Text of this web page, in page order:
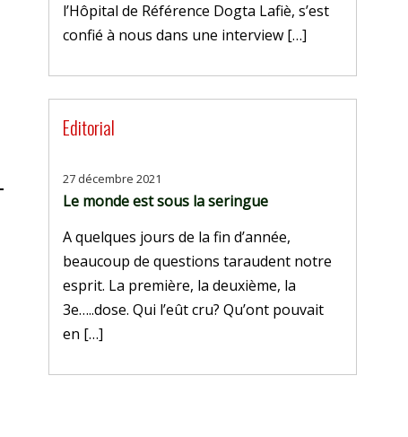
l’Hôpital de Référence Dogta Lafiè, s’est
confié à nous dans une interview […]
Editorial
27 décembre 2021
Le monde est sous la seringue
A quelques jours de la fin d’année,
beaucoup de questions taraudent notre
esprit. La première, la deuxième, la
3e…..dose. Qui l’eût cru? Qu’ont pouvait
en […]